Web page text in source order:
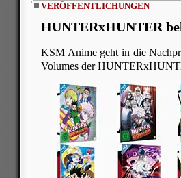
VERÖFFENTLICHUNGEN
HUNTERxHUNTER
KSM Anime geht in die
Volumes der